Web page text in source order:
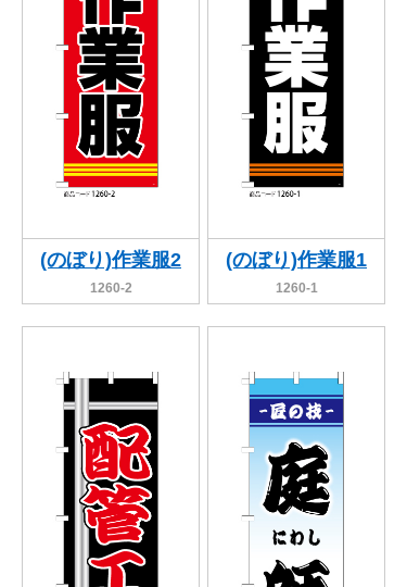
(のぼり)作業服2
1260-2
(のぼり)作業服1
1260-1